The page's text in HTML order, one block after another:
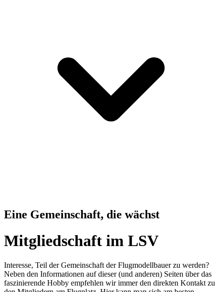
Eine Gemeinschaft, die wächst
Mitgliedschaft im LSV
Interesse, Teil der Gemeinschaft der Flugmodellbauer zu werden?
Neben den Informationen auf dieser (und anderen) Seiten über das
faszinierende Hobby empfehlen wir immer den direkten Kontakt zu